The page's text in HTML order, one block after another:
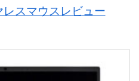
スマウスレビュー